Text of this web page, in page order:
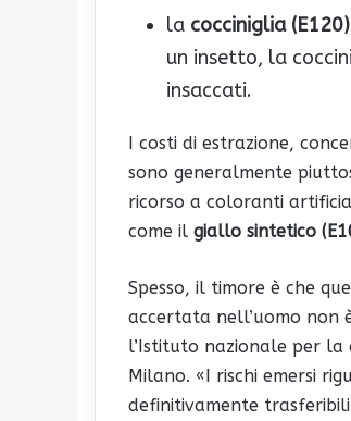
la cocciniglia (E120)
un insetto, la
insaccati.
I costi di estrazione,
sono generalmente
ricorso a coloranti
come il giallo sintetico
Spesso, il timore è che
accertata nell’uomo non
l’Istituto nazionale per la
Milano. «I rischi emersi
definitivamente trasferibili